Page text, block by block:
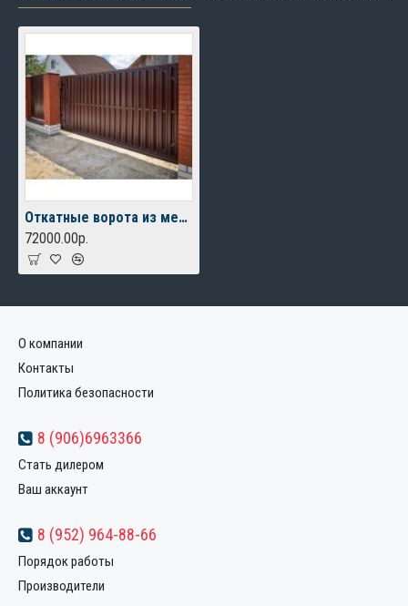
Откатные ворота из металлоштакетника
72000.00р.
О компании
Контакты
Политика безопасности
8 (906)6963366
Стать дилером
Ваш аккаунт
8 (952) 964-88-66
Порядок работы
Производители